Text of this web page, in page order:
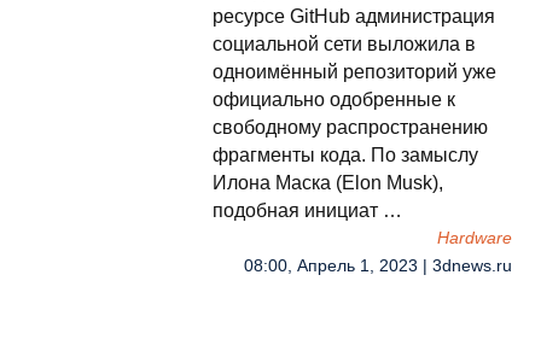
ресурсе GitHub администрация
социальной сети выложила в
одноимённый репозиторий уже
официально одобренные к
свободному распространению
фрагменты кода. По замыслу
Илона Маска (Elon Musk),
подобная инициат …
Hardware
08:00, Апрель 1, 2023 | 3dnews.ru